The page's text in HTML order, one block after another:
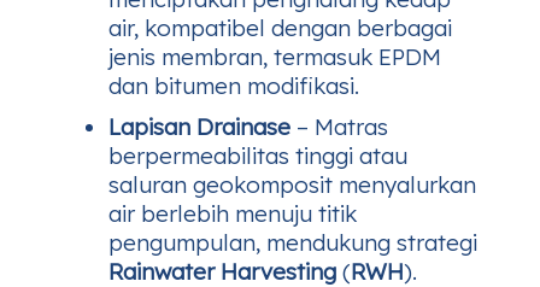
air, kompatibel dengan berbagai
jenis membran, termasuk EPDM
dan bitumen modifikasi.
Lapisan Drainase – Matras
berpermeabilitas tinggi atau
saluran geokomposit menyalurkan
air berlebih menuju titik
pengumpulan, mendukung strategi
Rainwater Harvesting (RWH).